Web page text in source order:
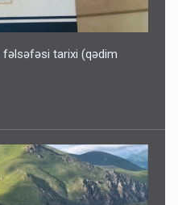
fəlsəfəsi tarixi (qədim